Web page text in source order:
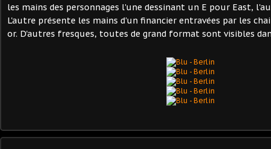
les mains des personnages l'une dessinant un E pour East,
L'autre présente les mains d'un financier entravées par les
or. D'autres fresques, toutes de grand format sont visibles